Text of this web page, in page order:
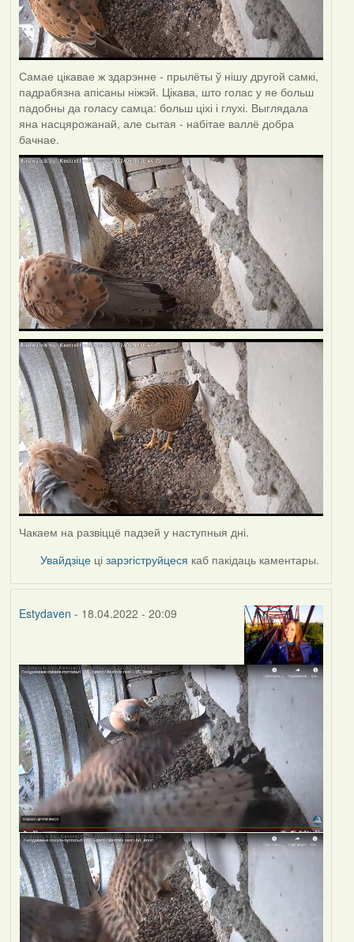
Самае цікавае ж здарэнне - прылёты ў нішу другой самкі,
падрабязна апісаны ніжэй. Цікава, што голас у яе больш
падобны да голасу самца: больш ціхі і глухі. Выглядала
яна насцярожанай, але сытая - набітае валлё добра
бачнае.
Чакаем на развіццё падзей у наступныя дні.
Увайдзіце цізарэгіструйцеся каб пакідаць каментары.
Estydaven - 18.04.2022 - 20:09